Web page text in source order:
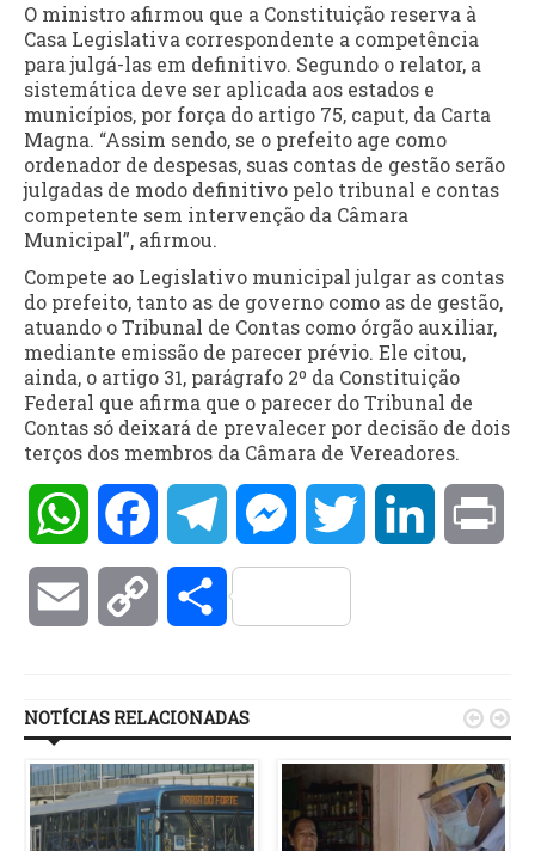
O ministro afirmou que a Constituição reserva à
Casa Legislativa correspondente a competência
para julgá-las em definitivo. Segundo o relator, a
sistemática deve ser aplicada aos estados e
municípios, por força do artigo 75, caput, da Carta
Magna. “Assim sendo, se o prefeito age como
ordenador de despesas, suas contas de gestão serão
julgadas de modo definitivo pelo tribunal e contas
competente sem intervenção da Câmara
Municipal”, afirmou.
Compete ao Legislativo municipal julgar as contas
do prefeito, tanto as de governo como as de gestão,
atuando o Tribunal de Contas como órgão auxiliar,
mediante emissão de parecer prévio. Ele citou,
ainda, o artigo 31, parágrafo 2º da Constituição
Federal que afirma que o parecer do Tribunal de
Contas só deixará de prevalecer por decisão de dois
terços dos membros da Câmara de Vereadores.
WhatsAppFacebookTelegramMessengerTwitter LinkedIn
Email Copy Compartilhar
NOTÍCIAS RELACIONADAS  